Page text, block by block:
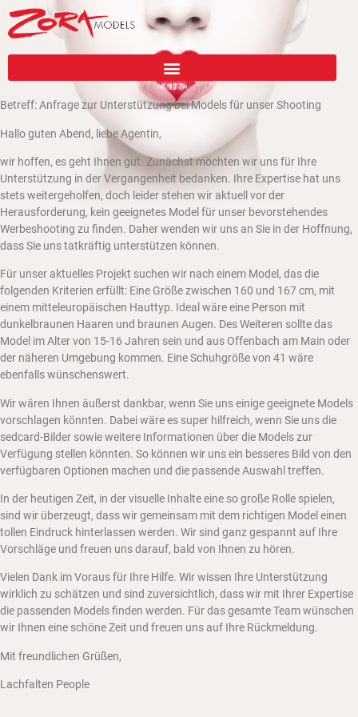
Betreff: Anfrage zur Unterstützung bei Models für unser Shooting
Hallo guten Abend, liebe Agentin,
wir hoffen, es geht Ihnen gut. Zunächst möchten wir uns für Ihre
Unterstützung in der Vergangenheit bedanken. Ihre Expertise hat uns
stets weitergeholfen, doch leider stehen wir aktuell vor der
Herausforderung, kein geeignetes Model für unser bevorstehendes
Werbeshooting zu finden. Daher wenden wir uns an Sie in der Hoffnung,
dass Sie uns tatkräftig unterstützen können.
Für unser aktuelles Projekt suchen wir nach einem Model, das die
folgenden Kriterien erfüllt: Eine Größe zwischen 160 und 167 cm, mit
einem mitteleuropäischen Hauttyp. Ideal wäre eine Person mit
dunkelbraunen Haaren und braunen Augen. Des Weiteren sollte das
Model im Alter von 15-16 Jahren sein und aus Offenbach am Main oder
der näheren Umgebung kommen. Eine Schuhgröße von 41 wäre
ebenfalls wünschenswert.
Wir wären Ihnen äußerst dankbar, wenn Sie uns einige geeignete Models
vorschlagen könnten. Dabei wäre es super hilfreich, wenn Sie uns die
sedcard-Bilder sowie weitere Informationen über die Models zur
Verfügung stellen könnten. So können wir uns ein besseres Bild von den
verfügbaren Optionen machen und die passende Auswahl treffen.
In der heutigen Zeit, in der visuelle Inhalte eine so große Rolle spielen,
sind wir überzeugt, dass wir gemeinsam mit dem richtigen Model einen
tollen Eindruck hinterlassen werden. Wir sind ganz gespannt auf Ihre
Vorschläge und freuen uns darauf, bald von Ihnen zu hören.
Vielen Dank im Voraus für Ihre Hilfe. Wir wissen Ihre Unterstützung
wirklich zu schätzen und sind zuversichtlich, dass wir mit Ihrer Expertise
die passenden Models finden werden. Für das gesamte Team wünschen
wir Ihnen eine schöne Zeit und freuen uns auf Ihre Rückmeldung.
Mit freundlichen Grüßen,
Lachfalten People